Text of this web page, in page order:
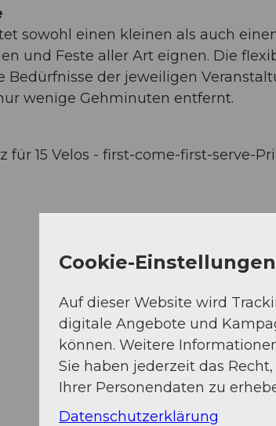
sowohl einen kleinen als auch
und Feste aller Art eignen. Die
Bedürfnisse der jeweiligen
wenige Gehminuten entfernt.
für 15 Velos - first-come-first-serve-
Cookie-Einstellungen
Auf dieser Website wird
digitale Angebote und
können. Weitere
Sie haben jederzeit das
Ihrer Personendaten zu
Datenschutzerklärung